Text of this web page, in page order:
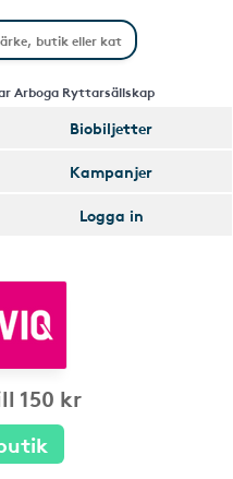
Arboga Ryttarsällskap
Biobiljetter
Kampanjer
Logga in
150 kr